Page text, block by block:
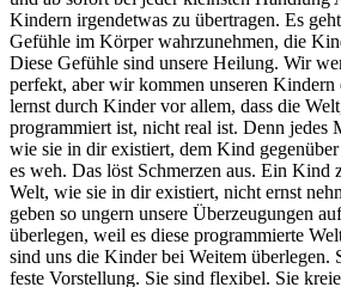
Kindern irgendetwas zu übertragen. Es
Gefühle im Körper wahrzunehmen, die
Diese Gefühle sind unsere Heilung. Wir
perfekt, aber wir kommen unseren Kindern
lernst durch Kinder vor allem, dass die
programmiert ist, nicht real ist. Denn jedes
wie sie in dir existiert, dem Kind
es weh. Das löst Schmerzen aus. Ein Kind
Welt, wie sie in dir existiert, nicht ernst
geben so ungern unsere Überzeugungen
überlegen, weil es diese programmierte
sind uns die Kinder bei Weitem überlegen.
feste Vorstellung. Sie sind flexibel. Sie